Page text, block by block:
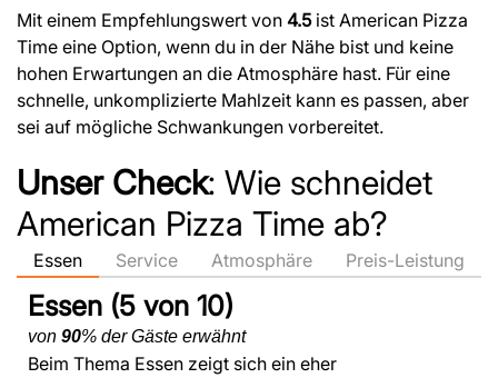
Mit einem Empfehlungswert von 4.5ist American Pizza
Time eine Option, wenn du in der Nähe bist und keine
hohen Erwartungen an die Atmosphäre hast. Für eine
schnelle, unkomplizierte Mahlzeit kann es passen, aber
sei auf mögliche Schwankungen vorbereitet.
Unser Check: Wie schneidet
American Pizza Time ab?
Essen Service Atmosphäre Preis-Leistung
Essen (5 von 10)
von 90% der Gäste erwähnt
Beim Thema Essen zeigt sich ein eher